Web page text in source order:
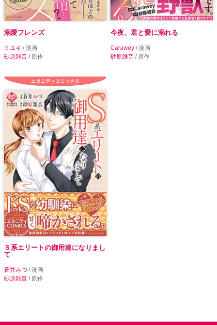
溺愛フレンズ
ミユキ / 漫画
砂原雑音 / 原作
今夜、君と愛に溺れる
Carawey / 漫画
砂原雑音 / 原作
エタニティコミックス
Ｓ系エリートの御用達になりまし
て
蒼井みづ/ 漫画
砂原雑音 / 原作